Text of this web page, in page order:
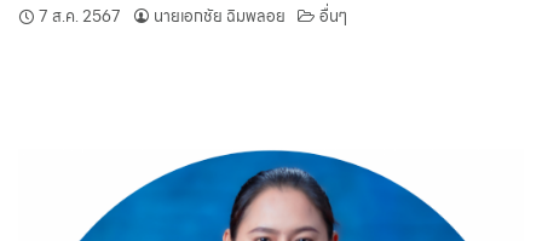
7 ส.ค. 2567 นายเอกชัย ฉิมพลอย อื่นๆ